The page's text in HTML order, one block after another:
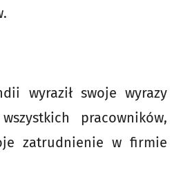
wyraził swoje wyrazy
pracowników,
zatrudnienie w firmie